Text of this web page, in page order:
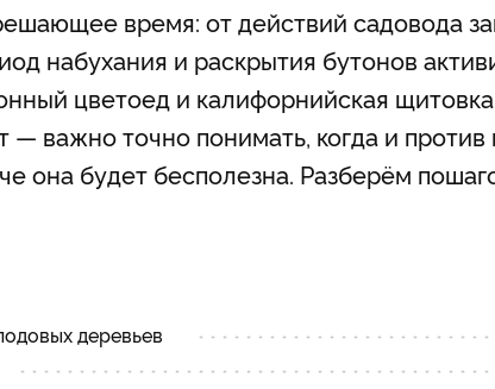
время: от действий садовода
набухания и раскрытия бутонов
цветоед и калифорнийская
— важно точно понимать, когда и против
она будет бесполезна. Разберём
деревьев